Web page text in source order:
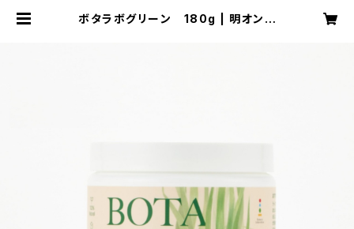
ボタラボグリーン 180g | 明オンラ